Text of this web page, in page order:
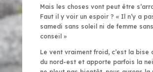
Mais les choses vont peut être
Faut il y voir un espoir ? « Il n’y a
samedi sans soleil ni de femme sans
conseil »
Le vent vraiment froid, c’est la bise
du nord-est et apporte parfois la